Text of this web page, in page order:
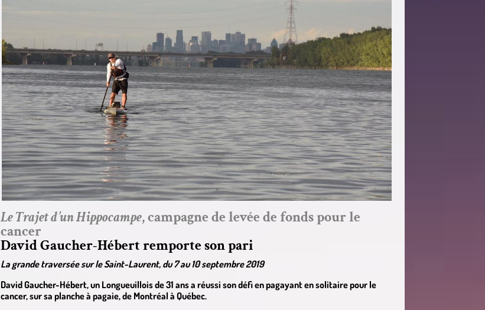
Le Trajet d’un Hippocampe, campagne de levée de fonds pour le
cancer
David Gaucher-Hébert remporte son pari
La grande traversée sur le Saint-Laurent, du 7 au 10 septembre 2019
David Gaucher-Hébert, un Longueuillois de 31 ans a réussi son défi en pagayant en solitaire pour le
cancer, sur sa planche à pagaie, de Montréal à Québec.